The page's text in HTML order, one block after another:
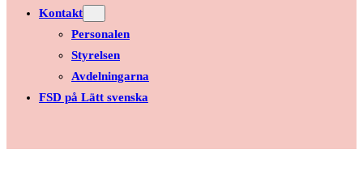
Kontakt
Personalen
Styrelsen
Avdelningarna
FSD på Lätt svenska